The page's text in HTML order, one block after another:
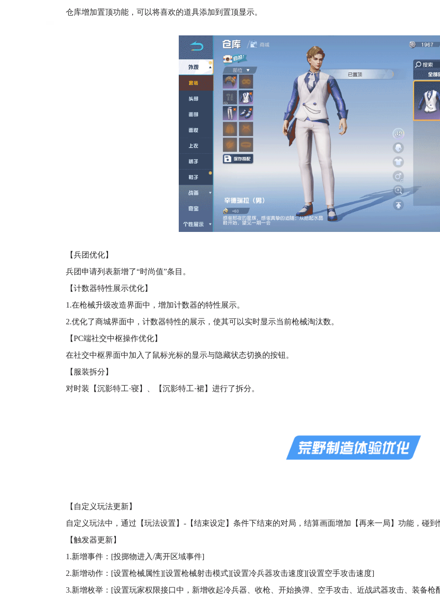
仓库增加置顶功能，可以将喜欢的道具添加到置顶显示。
【兵团优化】
兵团申请列表新增了“时尚值”条目。
【计数器特性展示优化】
1.在枪械升级改造界面中，增加计数器的特性展示。
2.优化了商城界面中，计数器特性的展示，使其可以实时显示当前枪械淘汰数。
【PC端社交中枢操作优化】
在社交中枢界面中加入了鼠标光标的显示与隐藏状态切换的按钮。
【服装拆分】
对时装【沉影特工·寝】、【沉影特工·裙】进行了拆分。
【自定义玩法更新】
自定义玩法中，通过【玩法设置】-【结束设定】条件下结束的对局，结算画面增加【再来一局】功能，碰到
【触发器更新】
1.新增事件：[投掷物进入/离开区域事件]
2.新增动作：[设置枪械属性][设置枪械射击模式][设置冷兵器攻击速度][设置空手攻击速度]
3.新增枚举：[设置玩家权限接口中，新增收起冷兵器、收枪、开始换弹、空手攻击、近战武器攻击、装备枪